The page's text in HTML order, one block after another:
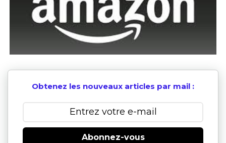
Obtenez les nouveaux articles par mail :
Abonnez-vous